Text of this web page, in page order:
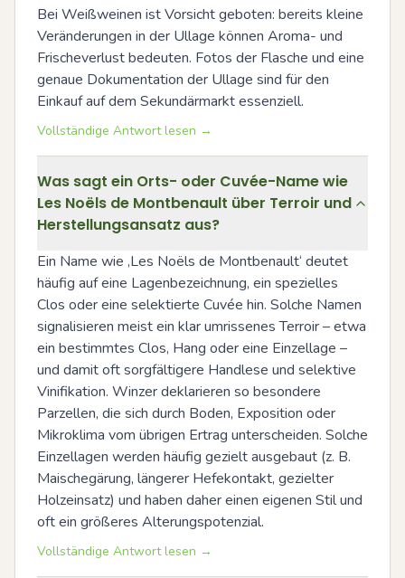
Bei Weißweinen ist Vorsicht geboten: bereits kleine
Veränderungen in der Ullage können Aroma- und
Frischeverlust bedeuten. Fotos der Flasche und eine
genaue Dokumentation der Ullage sind für den
Einkauf auf dem Sekundärmarkt essenziell.
Vollständige Antwort lesen →
Was sagt ein Orts- oder Cuvée-Name wie
Les Noëls de Montbenault über Terroir und
Herstellungsansatz aus?
Ein Name wie ‚Les Noëls de Montbenault‘ deutet
häufig auf eine Lagenbezeichnung, ein spezielles
Clos oder eine selektierte Cuvée hin. Solche Namen
signalisieren meist ein klar umrissenes Terroir – etwa
ein bestimmtes Clos, Hang oder eine Einzellage –
und damit oft sorgfältigere Handlese und selektive
Vinifikation. Winzer deklarieren so besondere
Parzellen, die sich durch Boden, Exposition oder
Mikroklima vom übrigen Ertrag unterscheiden. Solche
Einzellagen werden häufig gezielt ausgebaut (z. B.
Maischegärung, längerer Hefekontakt, gezielter
Holzeinsatz) und haben daher einen eigenen Stil und
oft ein größeres Alterungspotenzial.
Vollständige Antwort lesen →